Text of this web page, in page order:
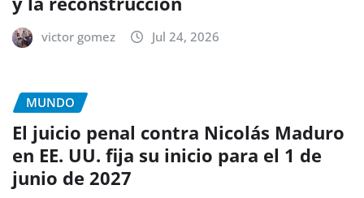
victor gomez Jul 24, 2026
MUNDO
El juicio penal contra Nicolás Maduro
en EE. UU. fija su inicio para el 1 de
junio de 2027